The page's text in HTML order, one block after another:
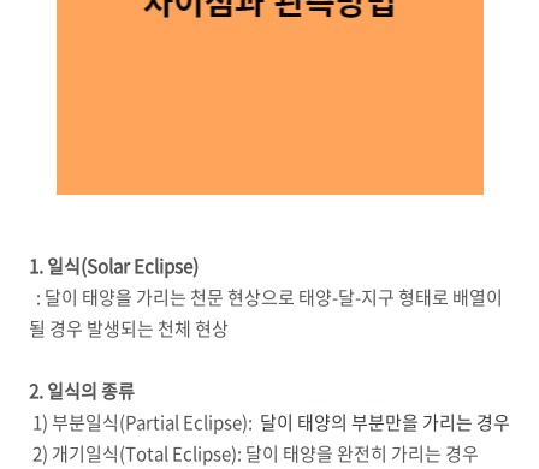
1. 일식(Solar Eclipse)
: 달이 태양을 가리는 천문 현상으로 태양-달-지구 형태로 배열이
될 경우 발생되는 천체 현상
2. 일식의 종류
1) 부분일식(Partial Eclipse): 달이 태양의 부분만을 가리는 경우
2) 개기일식(Total Eclipse): 달이 태양을 완전히 가리는 경우